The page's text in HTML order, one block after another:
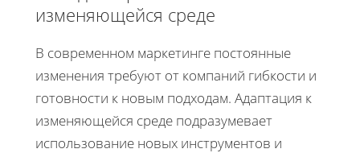
изменяющейся среде
В современном маркетинге постоянные
изменения требуют от компаний гибкости и
готовности к новым подходам. Адаптация к
изменяющейся среде подразумевает
использование новых инструментов и